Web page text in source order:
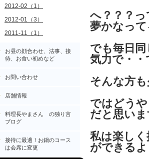
へ？？？
夢かなっ
でも毎日
気力で・・
そんな方
ではどう
だと思い
私は楽し
ができる
2012-02（1）
2012-01（3）
2011-11（1）
お昼の顔合わせ、法事、接
待、お食い初めなど
お問い合わせ
店舗情報
料理長やまさん の独り言
ブログ
接待に最適！お鍋のコース
は会席に変更